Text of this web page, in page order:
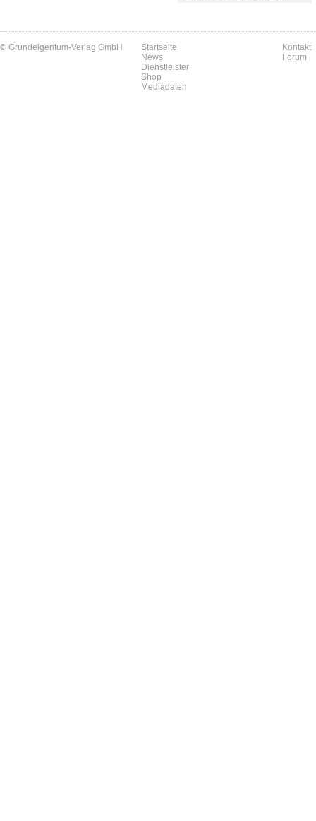
© Grundeigentum-Verlag GmbH
Startseite
News
Dienstleister
Shop
Mediadaten
Kontakt
Forum